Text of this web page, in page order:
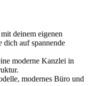
deinem eigenen
dich auf spannende
moderne Kanzlei in
modernes Büro und